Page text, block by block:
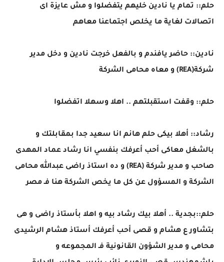
حلم:: تمام يا نادين خليهم يتفضلوا و مش عايزة اى
اتصالات لغاية ما يخلص اجتماعنا معاهم
نادين:: حاضر يافندم و بالفعل خرجت نادين و دخل مدير
شركة(REA) و معاه محامى الشركة
حلم:: وقفت استقبلتهم .. اهلا وسهلا اتفضلوا
رشاد:: أهلا بيكى حلم هانم انا سعيد جدا بمقابلتك و
بالشغل معاكى أحب أعرفك بنفسي انا رشاد عماد المهدى
صاحب و مدير شركة (REA) و ده استاذ راضى عبدالله محامى
الشركة و المسؤول عن كل ما يخص الشركة هنا فـ مصر
حلم::بجدية .. أهلا بيك رشاد بيه و اهلا بأستاذ راضى و هى
بتشاور ع هشام و قصى أحب أعرفك أستاذ هشام الرشيدى
محامى و مدير الشؤون القانونية فـ المجموعه و